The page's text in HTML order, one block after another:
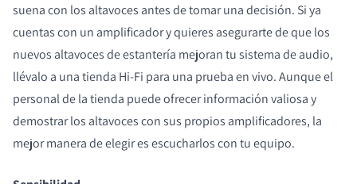
suena con los altavoces antes de tomar una decisión. Si ya
cuentas con un amplificador y quieres asegurarte de que los
nuevos altavoces de estantería mejoran tu sistema de audio,
llévalo a una tienda Hi-Fi para una prueba en vivo. Aunque el
personal de la tienda puede ofrecer información valiosa y
demostrar los altavoces con sus propios amplificadores, la
mejor manera de elegir es escucharlos con tu equipo.